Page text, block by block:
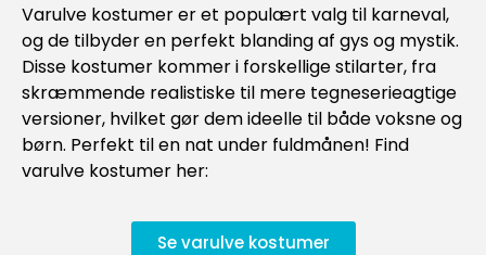
Varulve kostumer er et populært valg til karneval,
og de tilbyder en perfekt blanding af gys og mystik.
Disse kostumer kommer i forskellige stilarter, fra
skræmmende realistiske til mere tegneserieagtige
versioner, hvilket gør dem ideelle til både voksne og
børn. Perfekt til en nat under fuldmånen! Find
varulve kostumer her:
Se varulve kostumer